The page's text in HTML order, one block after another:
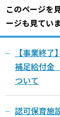
このページを
ージも見てい
【事業終
補足給付金
ついて
認可保育施